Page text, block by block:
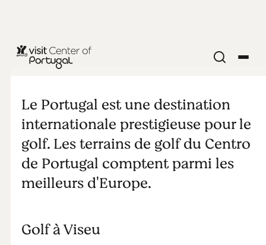
Golf à Viseu
Le Portugal est une destination
internationale prestigieuse pour le
golf. Les terrains de golf du Centro
de Portugal comptent parmi les
meilleurs d'Europe.
Golf à Viseu